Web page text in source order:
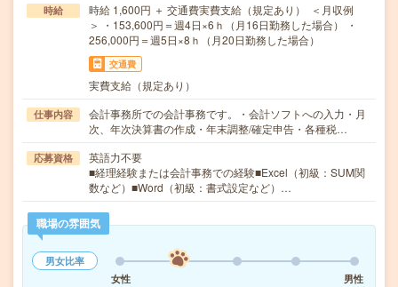
時給
時給 1,600円 ＋ 交通費実費支給（規定あり） ＜月収例
＞ ・153,600円＝週4日×6ｈ（月16日勤務した場合） ・
256,000円＝週5日×8ｈ（月20日勤務した場合）
交通費
実費支給（規定あり）
仕事内容
会計事務所での会計事務です。・会計ソフトへの入力・月
次、年次決算書の作成・年末調整/確定申告・各種税…
応募資格
英語力不要
■経理経験または会計事務での経験■Excel（初級：SUM関
数など）■Word（初級：書式設定など）…
職場の雰囲気
男女比率
女性
男性